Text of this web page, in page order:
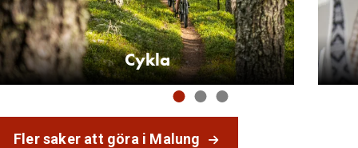
Cykla
Fler saker att göra i Malung